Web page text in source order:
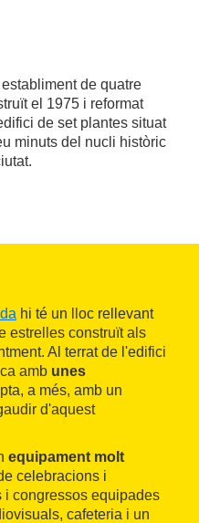
de quatre
el 1975 i reformat
de set plantes situat
minuts del nucli històric
hi té un lloc rellevant
estrelles construït als
Al terrat de l'edifici
amb unes
a més, amb un
d'aquest
equipament molt
celebracions i
i congressos equipades
cafeteria i un